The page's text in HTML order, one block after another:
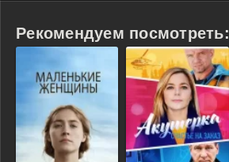
Рекомендуем посмотреть: